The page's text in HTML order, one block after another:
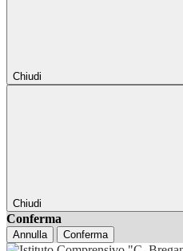
Chiudi
Chiudi
Conferma
Annulla Conferma